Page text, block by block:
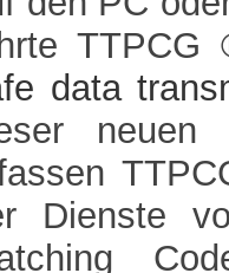
data
neuen
Dienste